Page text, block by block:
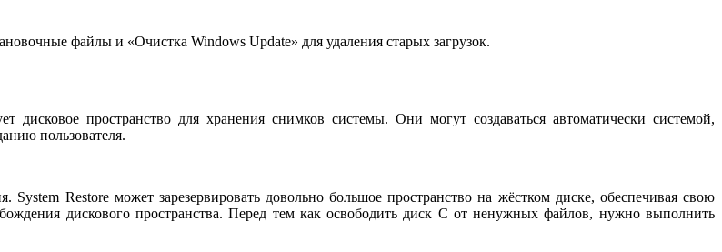
файлы и «Очистка Windows Update» для удаления старых загрузок.
дисковое пространство для хранения снимков системы. Они могут создаваться автоматически системой,
пользователя.
System Restore может зарезервировать довольно большое пространство на жёстком диске, обеспечивая свою
дискового пространства. Перед тем как освободить диск С от ненужных файлов, нужно выполнить